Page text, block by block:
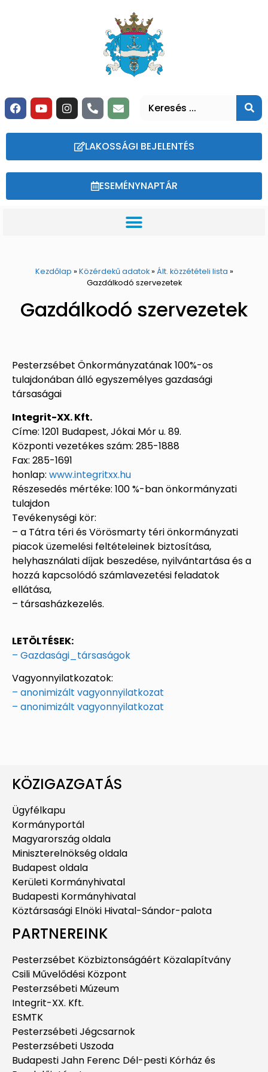
LAKOSSÁGI BEJELENTÉS
ESEMÉNYNAPTÁR
Kezdőlap » Közérdekű adatok» Ált. közzétételi lista »
Gazdálkodó szervezetek
Gazdálkodó szervezetek
Pesterzsébet Önkormányzatának 100%-os
tulajdonában álló egyszemélyes gazdasági
társaságai
Integrit-XX. Kft.
Címe: 1201 Budapest, Jókai Mór u. 89.
Központi vezetékes szám: 285-1888
Fax: 285-1691
honlap: www.integritxx.hu
Részesedés mértéke: 100 %-ban önkormányzati
tulajdon
Tevékenységi kör:
– a Tátra téri és Vörösmarty téri önkormányzati
piacok üzemelési feltételeinek biztosítása,
helyhasználati díjak beszedése, nyilvántartása és a
hozzá kapcsolódó számlavezetési feladatok
ellátása,
– társasházkezelés.
LETÖLTÉSEK:
– Gazdasági_társaságok
Vagyonnyilatkozatok:
– anonimizált vagyonnyilatkozat
– anonimizált vagyonnyilatkozat
KÖZIGAZGATÁS
Ügyfélkapu
Kormányportál
Magyarország oldala
Miniszterelnökség oldala
Budapest oldala
Kerületi Kormányhivatal
Budapesti Kormányhivatal
Köztársasági Elnöki Hivatal-Sándor-palota
PARTNEREINK
Pesterzsébet Közbiztonságáért Közalapítvány
Csili Művelődési Központ
Pesterzsébeti Múzeum
Integrit-XX. Kft.
ESMTK
Pesterzsébeti Jégcsarnok
Pesterzsébeti Uszoda
Budapesti Jahn Ferenc Dél-pesti Kórház és